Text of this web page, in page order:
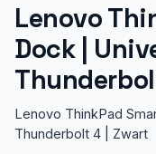
Lenovo
Dock |
Lenovo ThinkPad
Thunderbolt 4 | Zwart